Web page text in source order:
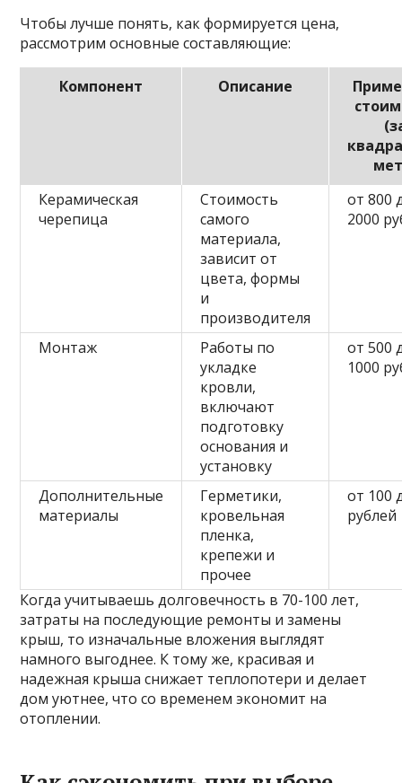
Чтобы лучше понять, как формируется цена,
рассмотрим основные составляющие:
Компонент Описание
Керамическая
черепица
Стоимость
самого
материала,
зависит от
цвета, формы
и
производителя
от 800
2000
Монтаж
Работы по
укладке
кровли,
включают
подготовку
основания и
установку
от 500
1000
Дополнительные
материалы
Герметики,
кровельная
пленка,
крепежи и
прочее
от 100
рублей
Когда учитываешь долговечность в 70-100 лет,
затраты на последующие ремонты и замены
крыш, то изначальные вложения выглядят
намного выгоднее. К тому же, красивая и
надежная крыша снижает теплопотери и делает
дом уютнее, что со временем экономит на
отоплении.